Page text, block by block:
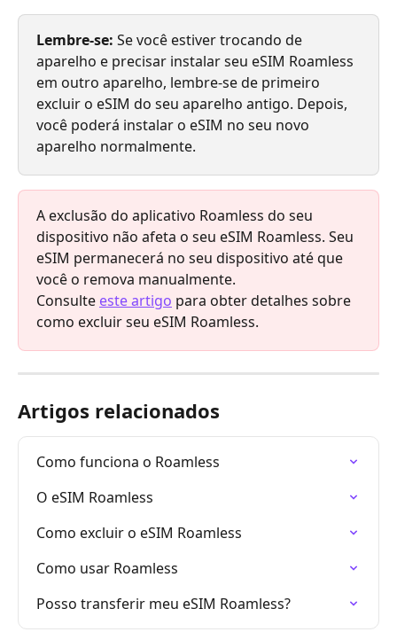
Lembre-se: Se você estiver trocando de
aparelho e precisar instalar seu eSIM Roamless
em outro aparelho, lembre-se de primeiro
excluir o eSIM do seu aparelho antigo. Depois,
você poderá instalar o eSIM no seu novo
aparelho normalmente.
A exclusão do aplicativo Roamless do seu
dispositivo não afeta o seu eSIM Roamless. Seu
eSIM permanecerá no seu dispositivo até que
você o remova manualmente.
Consulte este artigo para obter detalhes sobre
como excluir seu eSIM Roamless.
Artigos relacionados
Como funciona o Roamless
O eSIM Roamless
Como excluir o eSIM Roamless
Como usar Roamless
Posso transferir meu eSIM Roamless?